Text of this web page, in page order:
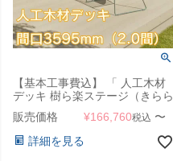
【基本工事費込】 「 人工木材
デッキ 樹ら楽ステージ（きらら
ステージ） デッキ本体 間口
3595mm（2.0間） 」 【滋賀・
京都・大阪のみ対応可能】
販売価格 ¥166,760税込 〜
詳細を見る